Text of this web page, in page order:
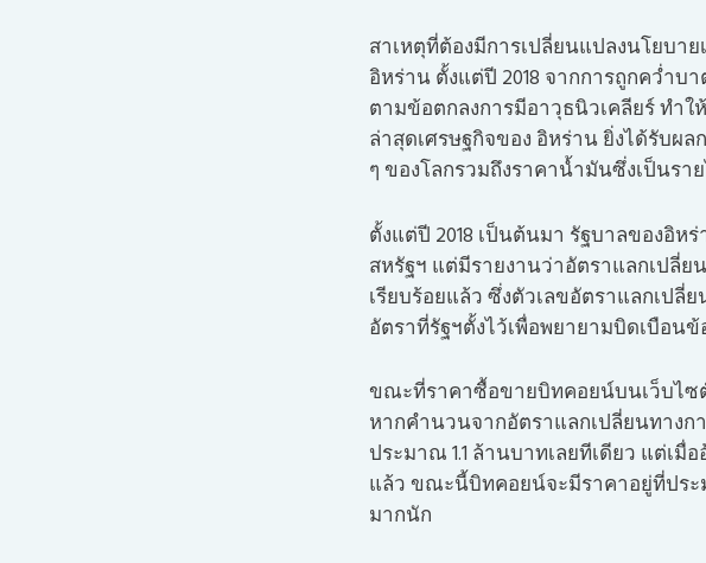
สาเหตุที่ต้องมีการเปลี่ยนแปลงนโยบา
อิหร่าน ตั้งแต่ปี 2018 จากการถูกคว่ำ
ตามข้อตกลงการมีอาวุธนิวเคลียร์ ทำ
ล่าสุดเศรษฐกิจของ อิหร่าน ยิ่งได้รับผ
ๆ ของโลกรวมถึงราคาน้ำมันซึ่งเป็นร
ตั้งแต่ปี 2018 เป็นต้นมา รัฐบาลของอิห
สหรัฐฯ แต่มีรายงานว่าอัตราแลกเปลี่ย
เรียบร้อยแล้ว ซึ่งตัวเลขอัตราแลกเปลี่
อัตราที่รัฐฯตั้งไว้เพื่อพยายามบิดเบือน
ขณะที่ราคาซื้อขายบิทคอยน์บนเว็บไซต์
หากคำนวนจากอัตราแลกเปลี่ยนทางก
ประมาณ 1.1 ล้านบาทเลยทีเดียว แต่เ
แล้ว ขณะนี้บิทคอยน์จะมีราคาอยู่ที่ประ
มากนัก